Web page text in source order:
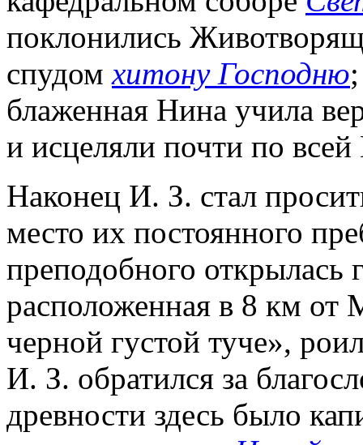
поклонились
спудомхитону Господню
блаженная Нина учила
и исцеляли почти по
Наконец И. З. стал
место их постоянного
преподобного открылась
расположенная в 8 км от
черной густой туче»,
И. З. обратился за
древности здесь было